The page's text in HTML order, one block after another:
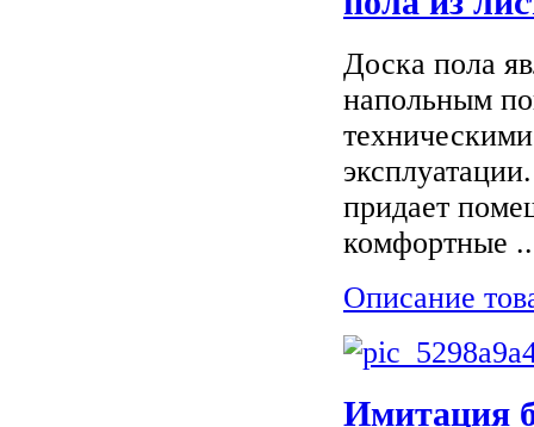
Доска пола
напольным
придает
комфортные
Описание
Имитация